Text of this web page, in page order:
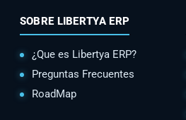
SOBRE LIBERTYA ERP
¿Que es Libertya ERP?
Preguntas Frecuentes
RoadMap